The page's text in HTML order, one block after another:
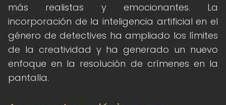
más realistas y emocionantes. La
incorporación de la inteligencia artificial en el
género de detectives ha ampliado los límites
de la creatividad y ha generado un nuevo
enfoque en la resolución de crímenes en la
pantalla.